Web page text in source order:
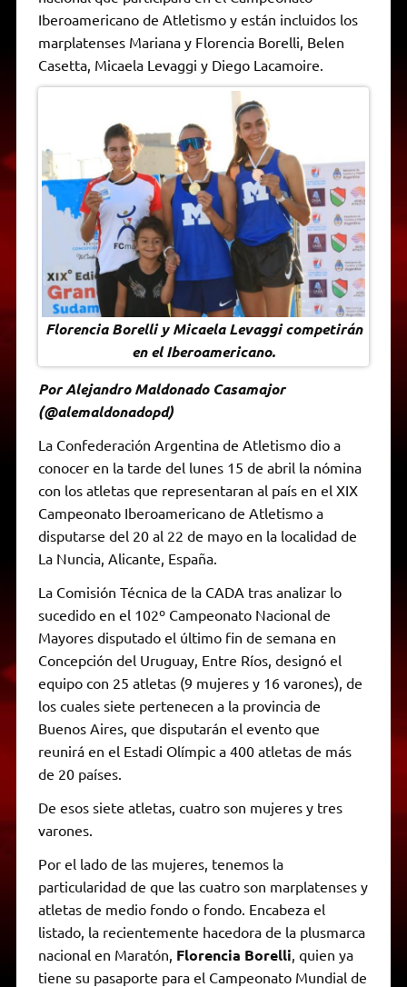
p
p
a
m
e
r
o
o
k
n
g
e
i
n
k
r
i
n
d
Iberoamericano de Atletismo y están incluidos los
marplatenses Mariana y Florencia Borelli, Belen
Casetta, Micaela Levaggi y Diego Lacamoire.
Florencia Borelli y Micaela Levaggi competirán
en el Iberoamericano.
Por Alejandro Maldonado Casamajor
(@alemaldonadopd)
La Confederación Argentina de Atletismo dio a
conocer en la tarde del lunes 15 de abril la nómina
con los atletas que representaran al país en el XIX
Campeonato Iberoamericano de Atletismo a
disputarse del 20 al 22 de mayo en la localidad de
La Nuncia, Alicante, España.
La Comisión Técnica de la CADA tras analizar lo
sucedido en el 102º Campeonato Nacional de
Mayores disputado el último fin de semana en
Concepción del Uruguay, Entre Ríos, designó el
equipo con 25 atletas (9 mujeres y 16 varones), de
los cuales siete pertenecen a la provincia de
Buenos Aires, que disputarán el evento que
reunirá en el Estadi Olímpic a 400 atletas de más
de 20 países.
De esos siete atletas, cuatro son mujeres y tres
varones.
Por el lado de las mujeres, tenemos la
particularidad de que las cuatro son marplatenses y
atletas de medio fondo o fondo. Encabeza el
listado, la recientemente hacedora de la plusmarca
nacional en Maratón, Florencia Borelli , quien ya
tiene su pasaporte para el Campeonato Mundial de